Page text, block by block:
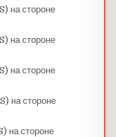
на стороне
на стороне
на стороне
на стороне
на стороне